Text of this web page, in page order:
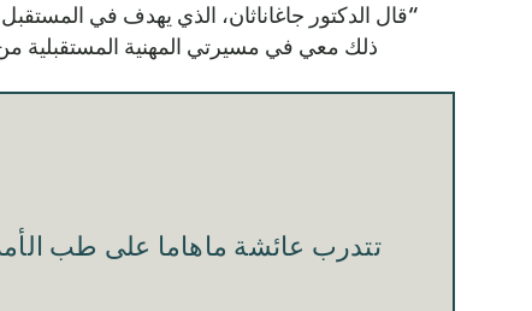
“قال الدكتور جاغاناثان، الذي يهدف في
ذلك معي في مسيرتي المهنية المستقبلية
تتدرب عائشة ماهاما على طب